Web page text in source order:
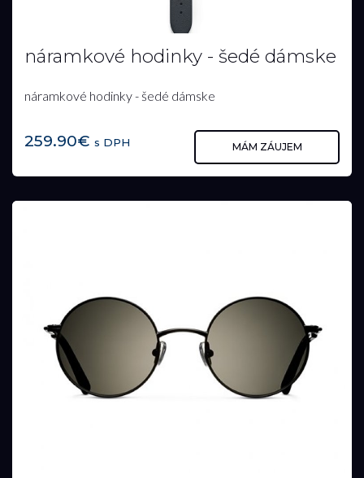
náramkové hodinky - šedé dámske
náramkové hodinky - šedé dámske
259.90€ s DPH MÁM ZÁUJEM